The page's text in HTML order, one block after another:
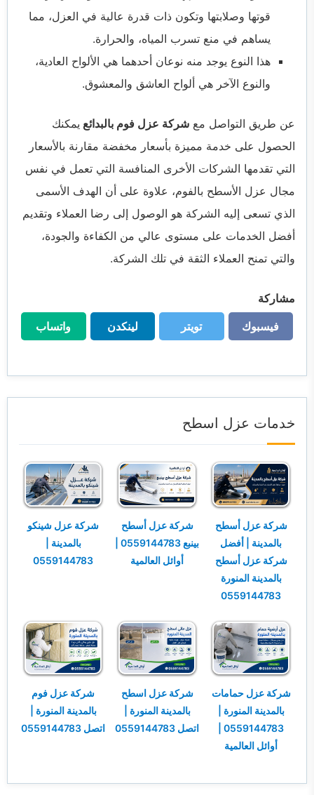
قوتها وصلابتها وتكون ذات قدرة عالية في العزل، مما
يساهم في منع تسرب المياه، والحرارة.
هذا النوع يوجد منه نوعان أحدهما هي الألواح العادية،
والنوع الآخر هي ألواح العاشق والمعشوق.
عن طريق التواصل مع شركة عزل فوم بالبدائع يمكنك
الحصول على خدمة مميزة بأسعار مخفضة مقارنة بالأسعار
التي تقدمها الشركات الأخرى المنافسة التي تعمل في نفس
مجال عزل الأسطح بالفوم، علاوة على أن الهدف الأسمى
الذي تسعى إليه الشركة هو الوصول إلى رضا العملاء وتقديم
أفضل الخدمات على مستوى عالي من الكفاءة والجودة،
والتي تمنح العملاء الثقة في تلك الشركة.
مشاركة
فيسبوك
فيسبوك
تويتر
تويتر
لينكدن
لينكدن
واتساب
واتساب
خدمات عزل اسطح
شركة عزل أسطح
بالمدينة | أفضل
شركة عزل أسطح
بالمدينة المنورة
0559144783
شركة عزل أسطح
بينبع 0559144783 |
أوائل العالمية
شركة عزل شينكو
بالمدينة |
0559144783
شركة عزل حمامات
بالمدينة المنورة |
0559144783 |
أوائل العالمية
شركة عزل اسطح
بالمدينة المنورة |
اتصل 0559144783
شركة عزل فوم
بالمدينة المنورة |
اتصل 0559144783